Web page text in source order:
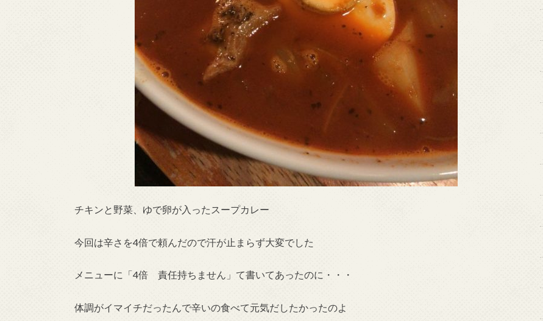
チキンと野菜、ゆで卵が入ったスープカレー
今回は辛さを4倍で頼んだので汗が止まらず大変でした
メニューに「4倍 責任持ちません」て書いてあったのに・・・
体調がイマイチだったんで辛いの食べて元気だしたかったのよ